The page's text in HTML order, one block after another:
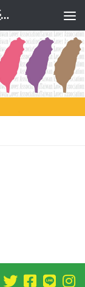
一般社団法人台湾を愛する会（愛臺灣會）公式サイト